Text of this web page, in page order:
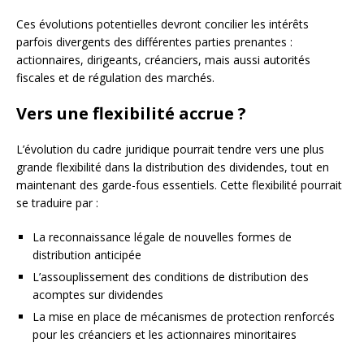
Ces évolutions potentielles devront concilier les intérêts
parfois divergents des différentes parties prenantes :
actionnaires, dirigeants, créanciers, mais aussi autorités
fiscales et de régulation des marchés.
Vers une flexibilité accrue ?
L’évolution du cadre juridique pourrait tendre vers une plus
grande flexibilité dans la distribution des dividendes, tout en
maintenant des garde-fous essentiels. Cette flexibilité pourrait
se traduire par :
La reconnaissance légale de nouvelles formes de
distribution anticipée
L’assouplissement des conditions de distribution des
acomptes sur dividendes
La mise en place de mécanismes de protection renforcés
pour les créanciers et les actionnaires minoritaires